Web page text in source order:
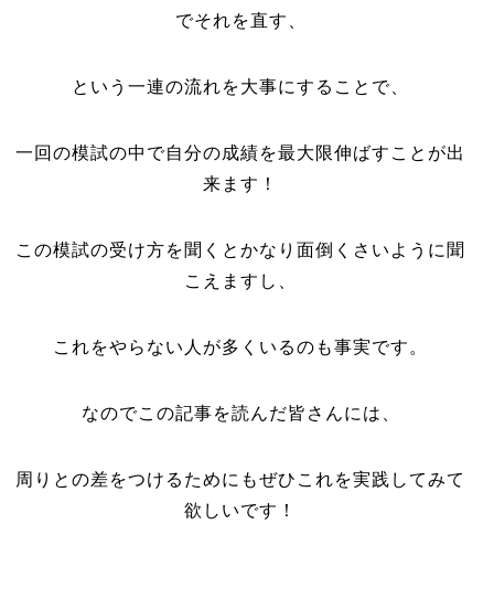
でそれを直す、
という一連の流れを大事にすることで、
一回の模試の中で自分の成績を最大限伸ばすことが出
来ます！
この模試の受け方を聞くとかなり面倒くさいように聞
こえますし、
これをやらない人が多くいるのも事実です。
なのでこの記事を読んだ皆さんには、
周りとの差をつけるためにもぜひこれを実践してみて
欲しいです！